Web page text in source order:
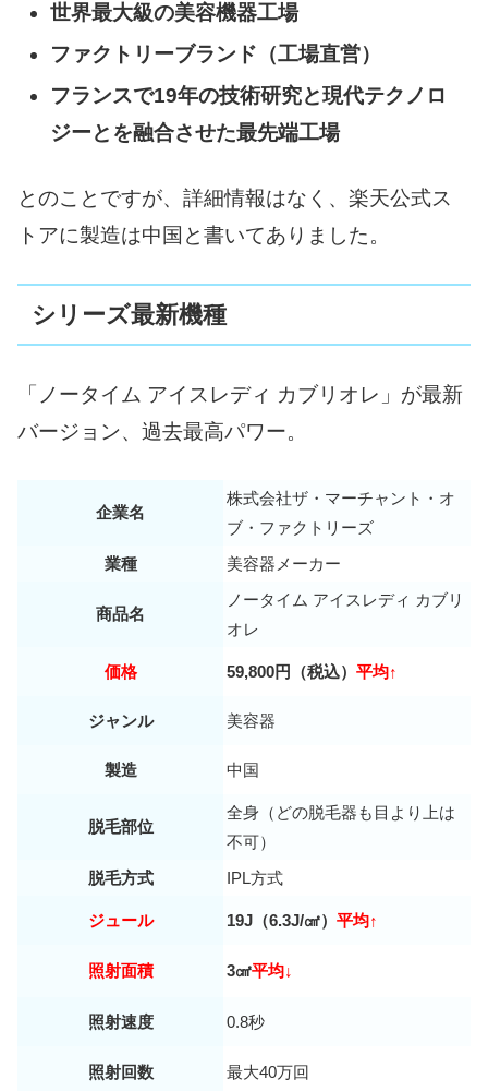
世界最大級の美容機器工場
ファクトリーブランド（工場直営）
フランスで19年の技術研究と現代テクノロ
ジーとを融合させた最先端工場
とのことですが、詳細情報はなく、 楽天公式ス
トアに製造は中国と書いてありました。
シリーズ最新機種
「ノータイム アイスレディ カブリオレ」が最新
バージョン、過去最高パワー。
企業名
株式会社ザ・マーチャント・オ
ブ・ファクトリーズ
業種
美容器メーカー
商品名
ノータイム アイスレディ カブリ
オレ
価格 59,800円（税込） 平均↑
ジャンル 美容器
製造 中国
脱毛部位
全身（どの脱毛器も目より上は
不可）
脱毛方式
IPL方式
ジュール 19J（6.3J/㎠） 平均↑
照射面積 3㎠平均↓
照射速度 0.8秒
照射回数 最大40万回